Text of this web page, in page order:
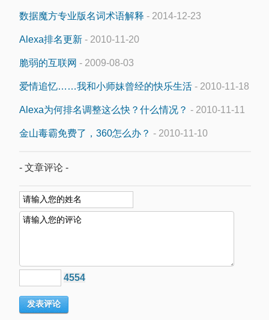
数据魔方专业版名词术语解释 - 2014-12-23
Alexa排名更新 - 2010-11-20
脆弱的互联网 - 2009-08-03
爱情追忆……我和小师妹曾经的快乐生活 - 2010-11-18
Alexa为何排名调整这么快？什么情况？ - 2010-11-11
金山毒霸免费了，360怎么办？ - 2010-11-10
- 文章评论 -
4554